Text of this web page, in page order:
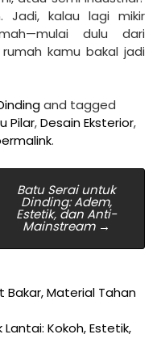
Jadi, kalau lagi mikir
dulu dari
kamu bakal jadi
and tagged
Pilar,Desain Eksterior,
.
Batu Serai untuk
Dinding: Adem,
Estetik, dan Anti-
Mainstream →
Bakar, Material Tahan
Kokoh, Estetik,